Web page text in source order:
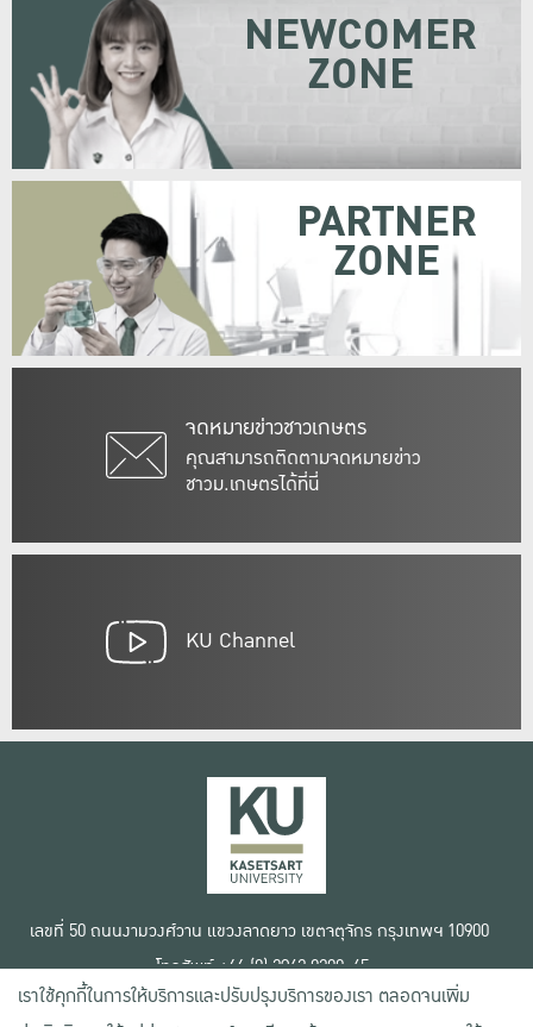
จดหมายข่าวชาวเกษตร
คุณสามารถติดตามจดหมายข่าว
ชาวม.เกษตรได้ที่นี่
NEWCOMER
ZONE
PARTNER
ZONE
KU Channel
เลขที่ 50 ถนนงามวงศ์วาน แขวงลาดยาว เขตจตุจักร กรุงเทพฯ 10900
โทรศัพท์ +66 (0) 2942 8200-45
เงื่อนไขการใช้งานเว็บไซต์
เราใช้คุกกี้ในการให้บริการและปรับปรุงบริการของเรา ตลอดจนเพิ่ม